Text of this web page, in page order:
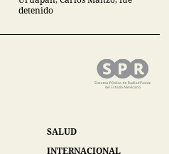
detenido
SALUD
INTERNACIONAL